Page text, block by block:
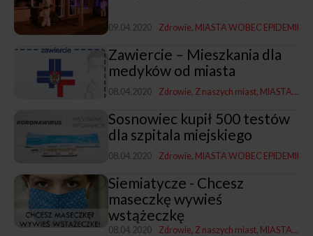
09.04.2020 Zdrowie MIASTA WOBEC EPIDEMII
Zawiercie – Mieszkania dla
medyków od miasta
08.04.2020 Zdrowie Z naszych miast MIASTA WOBEC EPIDEMII
Sosnowiec kupił 500 testów
dla szpitala miejskiego
08.04.2020 Zdrowie MIASTA WOBEC EPIDEMII
Siemiatycze - Chcesz
maseczkę wywieś
wstążeczkę
08.04.2020 Zdrowie Z naszych miast MIASTA WOBEC EPIDEMII